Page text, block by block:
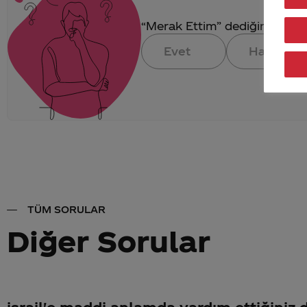
“Merak Ettim” dediğin
Evet
Hayır
TÜM SORULAR
Diğer Sorular